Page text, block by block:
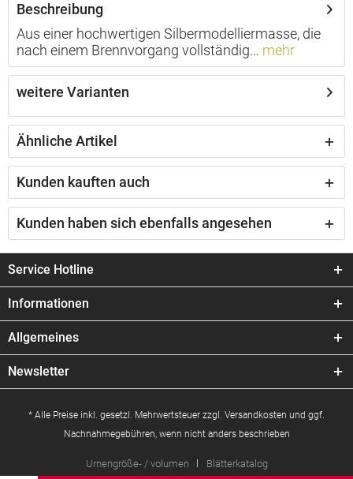
Beschreibung
Aus einer hochwertigen Silbermodelliermasse, die
nach einem Brennvorgang vollständig... mehr
weitere Varianten
Ähnliche Artikel
Kunden kauften auch
Kunden haben sich ebenfalls angesehen
Service Hotline
Informationen
Allgemeines
Newsletter
* Alle Preise inkl. gesetzl. Mehrwertsteuer zzgl. Versandkosten und ggf.
Nachnahmegebühren, wenn nicht anders beschrieben
Urnengröße- / volumen Blätterkatalog